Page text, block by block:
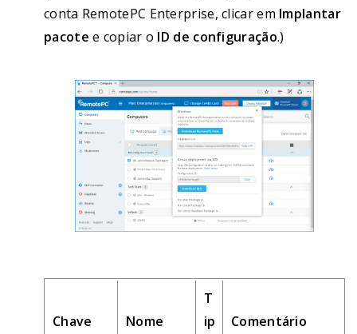
conta RemotePC Enterprise, clicar em Implantar
pacote e copiar o ID de configuração.)
Chave Nome
T
ip
Comentário